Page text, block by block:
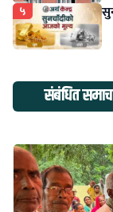
५
संबंधित